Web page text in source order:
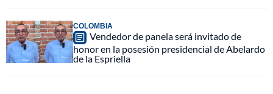
COLOMBIA
Vendedor de panela será invitado de
honor en la posesión presidencial de Abelardo
de la Espriella